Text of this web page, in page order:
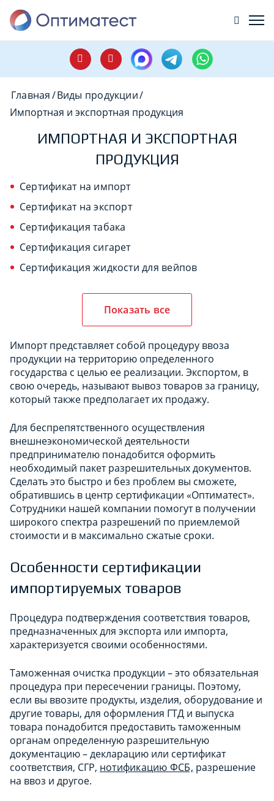
Главная/Виды продукции/
Импортная и экспортная продукция
ИМПОРТНАЯ И ЭКСПОРТНАЯ
ПРОДУКЦИЯ
Сертификат на импорт
Сертификат на экспорт
Сертификация табака
Сертификация сигарет
Сертификация жидкости для вейпов
Показать все
Импорт представляет собой процедуру ввоза
продукции на территорию определенного
государства с целью ее реализации. Экспортом, в
свою очередь, называют вывоз товаров за границу,
который также предполагает их продажу.
Для беспрепятственного осуществления
внешнеэкономической деятельности
предпринимателю понадобится оформить
необходимый пакет разрешительных документов.
Сделать это быстро и без проблем вы сможете,
обратившись в центр сертификации «Оптиматест».
Сотрудники нашей компании помогут в получении
широкого спектра разрешений по приемлемой
стоимости и в максимально сжатые сроки.
Особенности сертификации
импортируемых товаров
Процедура подтверждения соответствия товаров,
предназначенных для экспорта или импорта,
характеризуется своими особенностями.
Таможенная очистка продукции – это обязательная
процедура при пересечении границы. Поэтому,
если вы ввозите продукты, изделия, оборудование и
другие товары, для оформления ГТД и выпуска
товара понадобится предоставить таможенным
органам определенную разрешительную
документацию – декларацию или сертификат
соответствия, СГР, нотификацию ФСБ, разрешение
на ввоз и другое.